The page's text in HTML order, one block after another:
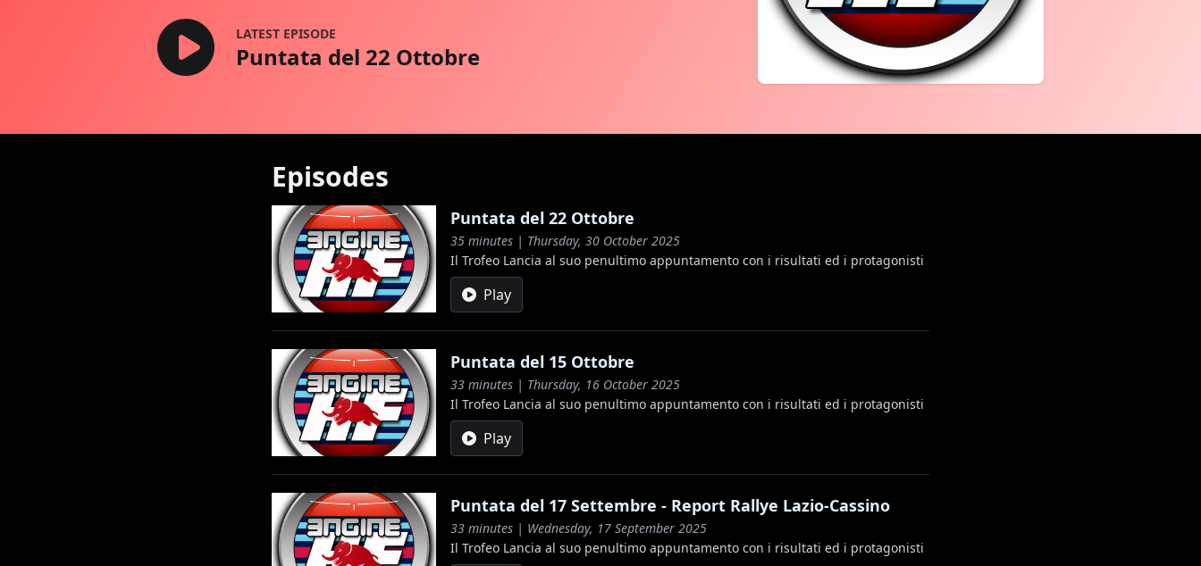
LATEST EPISODE
Puntata del 22 Ottobre
Episodes
Puntata del 22 Ottobre
35 minutes | Thursday, 30 October 2025
Il Trofeo Lancia al suo penultimo appuntamento con i risultati ed i protagonisti
Play
Puntata del 15 Ottobre
33 minutes | Thursday, 16 October 2025
Il Trofeo Lancia al suo penultimo appuntamento con i risultati ed i protagonisti
Play
Puntata del 17 Settembre - Report Rallye Lazio-Cassino
33 minutes | Wednesday, 17 September 2025
Il Trofeo Lancia al suo penultimo appuntamento con i risultati ed i protagonisti